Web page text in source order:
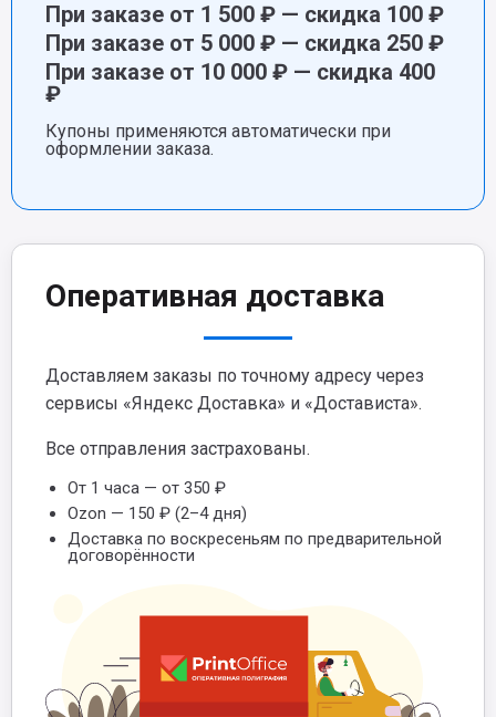
При заказе от 1 500 ₽ — скидка 100 ₽
При заказе от 5 000 ₽ — скидка 250 ₽
При заказе от 10 000 ₽ — скидка 400
₽
Купоны применяются автоматически при
оформлении заказа.
Оперативная доставка
Доставляем заказы по точному адресу через
сервисы «Яндекс Доставка» и «Достависта».
Все отправления застрахованы.
От 1 часа — от 350 ₽
Ozon — 150 ₽ (2–4 дня)
Доставка по воскресеньям по предварительной
договорённости